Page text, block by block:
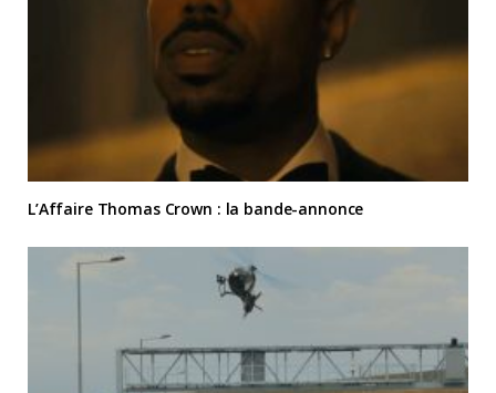
L’Affaire Thomas Crown : la bande-annonce